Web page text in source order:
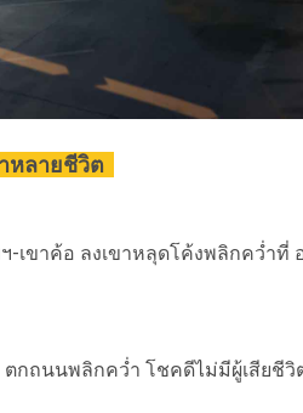
หลายชีวิต
-เขาค้อ ลงเขาหลุดโค้งพลิกคว่ำที่
กถนนพลิกคว่ำ โชคดีไม่มีผู้เสียชีวิ